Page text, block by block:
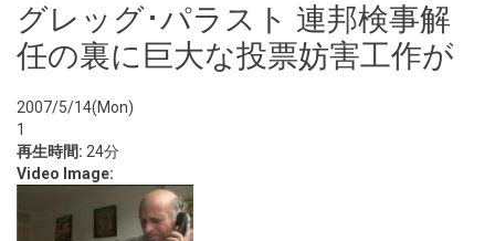
グレッグ･パラスト 連邦検事解
任の裏に巨大な投票妨害工作が
2007/5/14(Mon)
1
再生時間: 24分
Video Image: